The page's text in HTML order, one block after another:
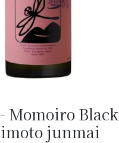
Momoiro Black
junmai